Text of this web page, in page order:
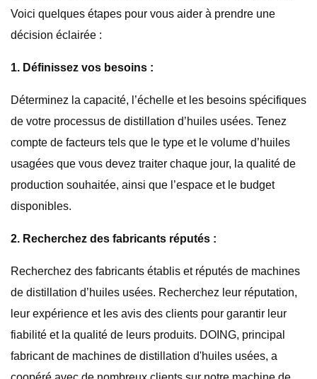
Voici quelques étapes pour vous aider à prendre une
décision éclairée :
1. Définissez vos besoins :
Déterminez la capacité, l’échelle et les besoins spécifiques
de votre processus de distillation d’huiles usées. Tenez
compte de facteurs tels que le type et le volume d’huiles
usagées que vous devez traiter chaque jour, la qualité de
production souhaitée, ainsi que l’espace et le budget
disponibles.
2. Recherchez des fabricants réputés :
Recherchez des fabricants établis et réputés de machines
de distillation d’huiles usées. Recherchez leur réputation,
leur expérience et les avis des clients pour garantir leur
fiabilité et la qualité de leurs produits. DOING, principal
fabricant de machines de distillation d'huiles usées, a